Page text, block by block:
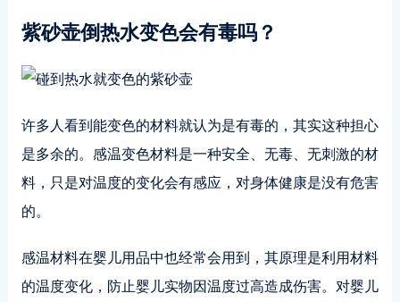
紫砂壶倒热水变色会有毒吗？
许多人看到能变色的材料就认为是有毒的，其实这种担心
是多余的。感温变色材料是一种安全、无毒、无刺激的材
料，只是对温度的变化会有感应，对身体健康是没有危害
的。
感温材料在婴儿用品中也经常会用到，其原理是利用材料
的温度变化，防止婴儿实物因温度过高造成伤害。对婴儿